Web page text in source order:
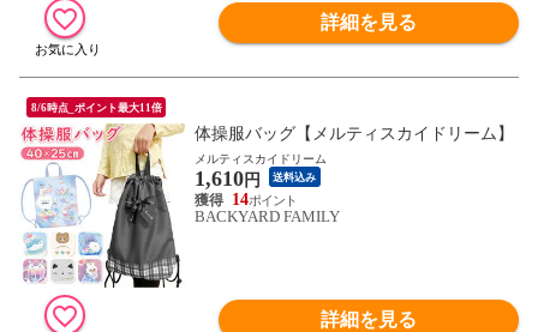
詳細を見る
8/6時点_ポイント最大11倍
体操服バッグ【メルティスカイドリーム】
メルティスカイドリーム
1,610円 送料込み
14
BACKYARD FAMILY
詳細を見る